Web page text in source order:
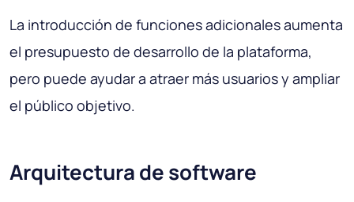
La introducción de funciones adicionales aumenta
el presupuesto de desarrollo de la plataforma,
pero puede ayudar a atraer más usuarios y ampliar
el público objetivo.
Arquitectura de software